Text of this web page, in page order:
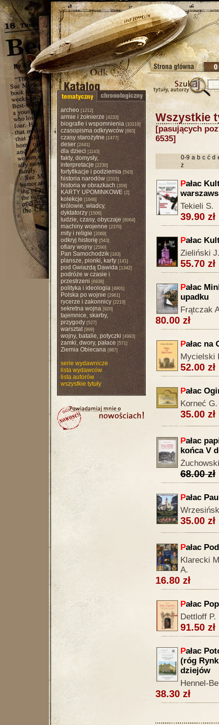
archeo [1212]
armie i żołnierze [4233]
biografie i wspomnienia[10219]
czasopisma odkrywców[883]
czasy starożytne [1477]
deser[2441]
dla dzieci [1143]
fakty, domysły,
interpretacje [2230]
fortyfikacje i podziemia[543]
historia narodów[2315]
historia w obrazkach [359]
KARTY UPOMINKOWE[2]
kolekcje [1646]
królowie, władcy,
dyktatorzy[1506]
ludzie, czasy, obyczaje [8064]
machiny wojenne [2370]
mity i religie [2069]
odkryj historię[543]
ofiary wojny[2590]
Pan Samochodzik[183]
plansze, pionki, karty[141]
pod Gwiazdą Dawida[1342]
podróże w czasie i
przestrzeni [6938]
polityka i ideologia[4901]
Polska po wojnie [2961]
rycerze i zakonnicy[2219]
sekretna wojna[920]
tajemnice, skarby,
przygody[527]
warsztat[999]
wojny, batalie, potyczki [4993]
zamki, dwory, pałace [571]
Ziemia Obiecana[987]
serie wydawnicze
lista wydawców
lista autorów
wszystkie tytuły
Wszystkie
[pasujących
6535]
0-9 a b c ć d
ż
Pałac
Tekieli S.
39.90 zł
Pałac
Zieliński
55.70 zł
Pałac
upadku
Frątczak
80.00 zł
Pałac na
Mycielski
52.00 zł
Pałac
Korneć G.
35.00 zł
Pałac
końca V
68.00 zł
Pałac
35.00 zł
Pałac
Klarecki
A.
16.80 zł
Pałac
Dettloff P.
91.50 zł
Pałac
(róg
dziejów
Hennel-
38.30 zł